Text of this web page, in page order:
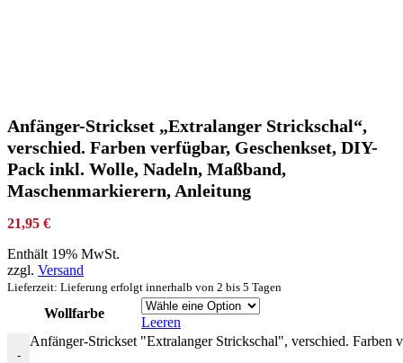
Anfänger-Strickset „Extralanger Strickschal“,
verschied. Farben verfügbar, Geschenkset, DIY-
Pack inkl. Wolle, Nadeln, Maßband,
Maschenmarkierern, Anleitung
21,95 €
Enthält 19% MwSt.
zzgl. Versand
Lieferzeit: Lieferung erfolgt innerhalb von 2 bis 5 Tagen
Wollfarbe
Leeren
-
Anfänger-Strickset "Extralanger Strickschal", verschied.